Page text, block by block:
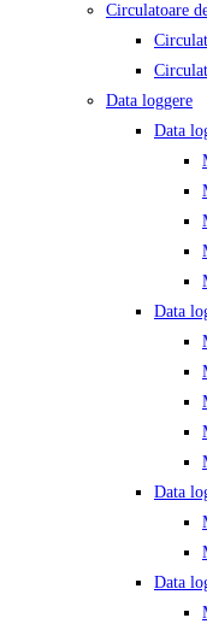
Circulatoare
Data loggere
Data
Data
Data
Data